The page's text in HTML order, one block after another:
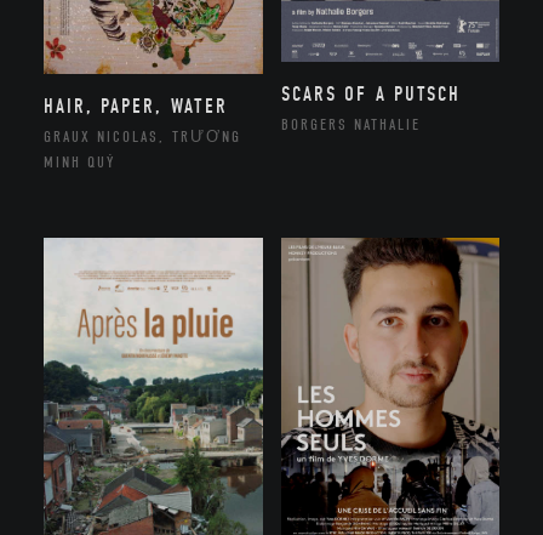
HAIR, PAPER, WATER
GRAUX NICOLAS, TRƯƠNG
MINH QUÝ
SCARS OF A PUTSCH
BORGERS NATHALIE